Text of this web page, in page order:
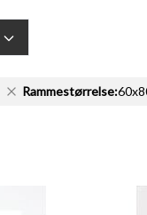
Rammestørrelse: